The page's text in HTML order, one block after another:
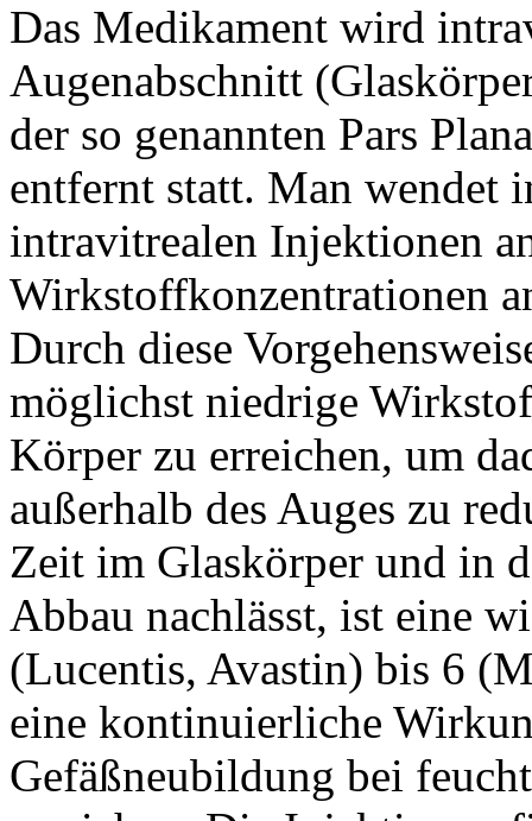
Das Medikament wird
Augenabschnitt
der so genannten Pars
entfernt statt. Man wendet
intravitrealen Injektionen
Wirkstoffkonzentrationen
Durch diese
möglichst niedrige
Körper zu erreichen, um
außerhalb des Auges zu
Zeit im Glaskörper und in
Abbau nachlässt, ist eine
(Lucentis, Avastin) bis 6
eine kontinuierliche
Gefäßneubildung bei